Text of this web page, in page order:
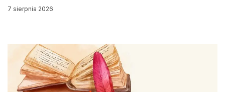
7 sierpnia 2026